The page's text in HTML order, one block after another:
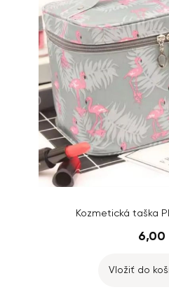
Kozmetická taška
6,00
Vložiť do